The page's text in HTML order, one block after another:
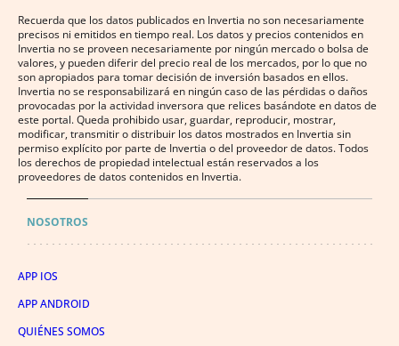
Recuerda que los datos publicados en Invertia no son necesariamente
precisos ni emitidos en tiempo real. Los datos y precios contenidos en
Invertia no se proveen necesariamente por ningún mercado o bolsa de
valores, y pueden diferir del precio real de los mercados, por lo que no
son apropiados para tomar decisión de inversión basados en ellos.
Invertia no se responsabilizará en ningún caso de las pérdidas o daños
provocadas por la actividad inversora que relices basándote en datos de
este portal. Queda prohibido usar, guardar, reproducir, mostrar,
modificar, transmitir o distribuir los datos mostrados en Invertia sin
permiso explícito por parte de Invertia o del proveedor de datos. Todos
los derechos de propiedad intelectual están reservados a los
proveedores de datos contenidos en Invertia.
NOSOTROS
APP IOS
APP ANDROID
QUIÉNES SOMOS